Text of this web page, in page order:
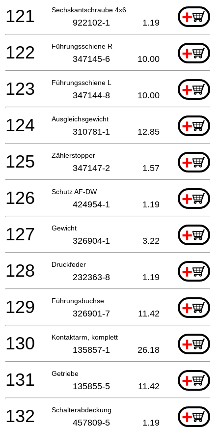
Sechskantschraube 4x6 +
121 922102-1 1.19
Führungsschiene R +
122 347145-6 10.00
Führungsschiene L +
123 347144-8 10.00
Ausgleichsgewicht +
124 310781-1 12.85
Zählerstopper +
125 347147-2 1.57
Schutz AF-DW +
126 424954-1 1.19
Gewicht +
127 326904-1 3.22
Druckfeder +
128 232363-8 1.19
Führungsbuchse +
129 326901-7 11.42
Kontaktarm, komplett +
130 135857-1 26.18
Getriebe +
131 135855-5 11.42
Schalterabdeckung +
132 457809-5 1.19